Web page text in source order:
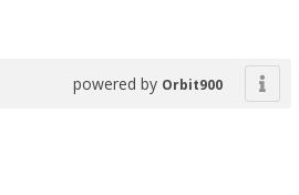
powered by Orbit900